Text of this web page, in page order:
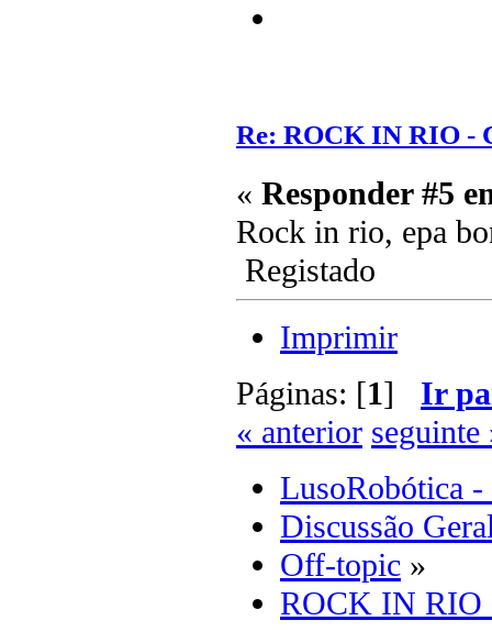
Re: ROCK IN RIO -
« Responder #5
Rock in rio, epa
Registado
Imprimir
Páginas: [1] Ir
« anterior seguinte
LusoRobótica -
Discussão
Off-topic »
ROCK IN RIO